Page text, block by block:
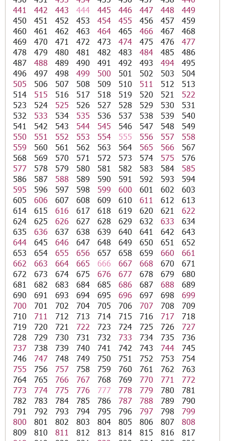
441
442 443 444 445 446 447 448
449
450
451 452 453 454 455 456 457
459
460
461 462 463 464 465 466 467
468
469
470 471 472 473 474 475 476
477
478
479 480 481 482 483 484 485
486
487
488 489 490 491 492 493 494
495
496
497 498 499 500 501 502 503
504
505
506 507 508 509 510 511 512
513
514
515 516 517 518 519 520 521
522
523
524 525 526 527 528 529 530
531
532
533 534 535 536 537 538 539
540
541
542 543 544 545 546 547 548
549
550
551 552 553 554 555 556 557
558
559
560 561 562 563 564 565 566
567
568
569 570 571 572 573 574 575
576
577
578 579 580 581 582 583 584
585
586
587 588 589 590 591 592 593
594
595
596 597 598 599 600 601 602
603
605
606 607 608 609 610 611 612
613
614
615 616 617 618 619 620 621
622
624
625 626 627 628 629 632 633
634
635
636 637 638 639 640 641 642
643
644
645 646 647 648 649 650 651
652
653
654 655 656 657 658 659 660
661
662
663 664 665 666 667 668 670
671
672
673 674 675 676 677 678 679
680
681
682 683 684 685 686 687 688
689
690
691 693 694 695 696 697 698
699
700
701 702 704 705 706 707 708
709
710
711 712 713 714 715 716 717
718
719
720 721 722 723 724 725 726
727
728
729 730 731 732 733 734 735
736
737
738 739 740 741 742 743 744
745
746
747 748 749 750 751 752 753
754
755
756 757 758 759 760 761 762
763
764
765 766 767 768 769 770 771
772
773
774 775 776 777 778 779 780
781
782
783 784 785 786 787 788 789
790
791
792 793 794 795 796 797 798
799
800
801 802 803 804 805 806 807
808
809
810 811 812 813 814 815 816
817